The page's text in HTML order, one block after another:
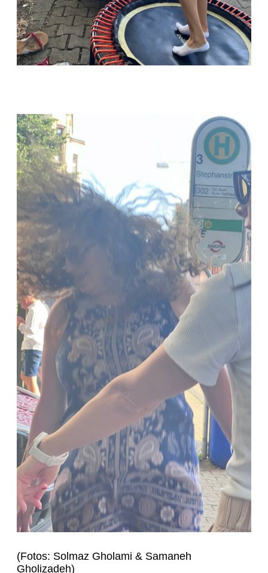
(Fotos: Solmaz Gholami & Samaneh
Gholizadeh)